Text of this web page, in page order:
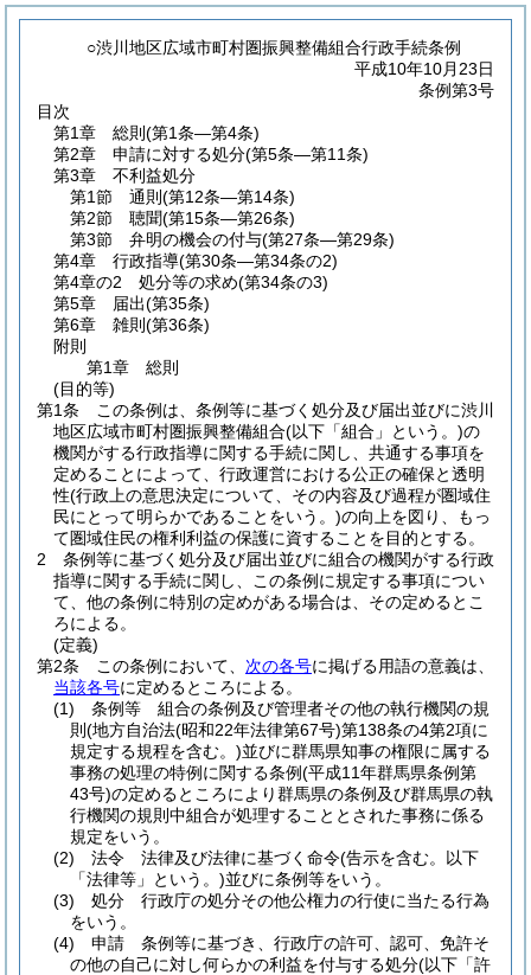
○渋川地区広域市町村圏振興整備組合行政手続条例
平成10年10月23日
条例第3号
目次
第1章
総則 (第1条―第4条)
第2章
申請に対する処分(第5条―第11条)
第3章
不利益処分
第1節
通則 (第12条―第14条)
第2節
聴聞(第15条―第26条)
第3節
弁明の機会の付与(第27条―第29条)
第4章
行政指導(第30条―第34条の2)
第4章の2
処分等の求め(第34条の3)
第5章
届出(第35条)
第6章
雑則 (第36条)
附則
第1章
総則
(目的等)
第1条
この条例は、条例等に基づく処分及び届出並びに渋川
地区広域市町村圏振興整備組合(以下「組合」という。)の
機関がする行政指導に関する手続に関し、共通する事項を
定めることによって、行政運営における公正の確保と透明
性(行政上の意思決定について、その内容及び過程が圏域住
民にとって明らかであることをいう。)の向上を図り、もっ
て圏域住民の権利利益の保護に資することを目的とする。
2
条例等に基づく処分及び届出並びに組合の機関がする行政
指導に関する手続に関し、この条例に規定する事項につい
て、他の条例に特別の定めがある場合は、その定めるとこ
ろによる。
(定義)
第2条
この条例において、 次の各号に掲げる用語の意義は、
当該各号に定めるところによる。
(1)
条例等 組合の条例及び管理者その他の執行機関の規
則 (地方自治法(昭和22年法律第67号)第138条の4第2項に
規定する規程を含む。)並びに群馬県知事の権限に属する
事務の処理の特例に関する条例(平成11年群馬県条例第
43号)の定めるところにより群馬県の条例及び群馬県の執
行機関の規則中組合が処理することとされた事務に係る
規定をいう。
(2)
法令 法律及び法律に基づく命令(告示を含む。以下
「法律等」という。)並びに条例等をいう。
(3)
処分 行政庁の処分その他公権力の行使に当たる行為
をいう。
(4)
申請 条例等に基づき、行政庁の許可、認可、免許そ
の他の自己に対し何らかの利益を付与する処分(以下「許